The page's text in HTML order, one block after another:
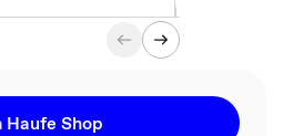
Haufe Shop